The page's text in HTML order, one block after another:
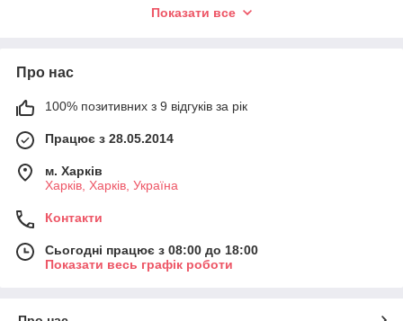
антик,а також пластикові під метал-
в поясі і нижній краї),спортивний
одяг,взуття,рюкзаки,сумки,дитячий одяг,спец одяг та у
багатьох інших виробах.
Фіксатори призначені
для додання та фіксації форми
одного і того ж виробу. Зафіксувати шнур в певному місці,
надійно закрити сумку або рюкзак простим методом
затягування мотузки – все це можна зробити за допомогою
невеликого фіксатора затиску або стопори. Він являє собою
всередині невеликий пружиною, яка і виконує функцію
перебувати до 5-6 фіксаторів: капюшон затягується,
регулювання ширини талії, низу виробу, рукавів, горловини та
Показати все
Про нас
100% позитивних з 9 відгуків за рік
Працює з 28.05.2014
м. Харків
Харків, Харків, Україна
Контакти
Сьогодні працює з 08:00 до 18:00
Показати весь графік роботи